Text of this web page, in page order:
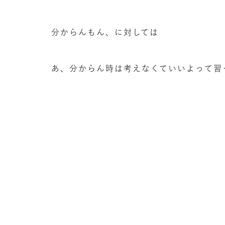
分からんもん、に対しては
あ、分からん時は考えなくていいよって